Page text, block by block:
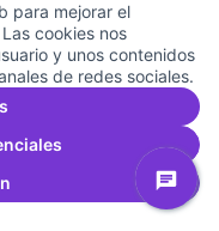
para mejorar el
cookies nos
y unos contenidos
de redes sociales.